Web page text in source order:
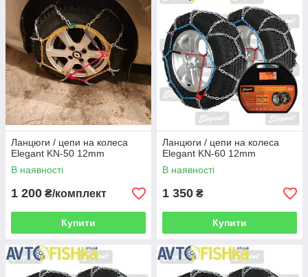
Ланцюги / цепи на колеса
Elegant KN-50 12mm
В наявності
1 200 ₴/комплект
Купити
Ланцюги / цепи на колеса
Elegant KN-60 12mm
В наявності
1 350 ₴
Купити